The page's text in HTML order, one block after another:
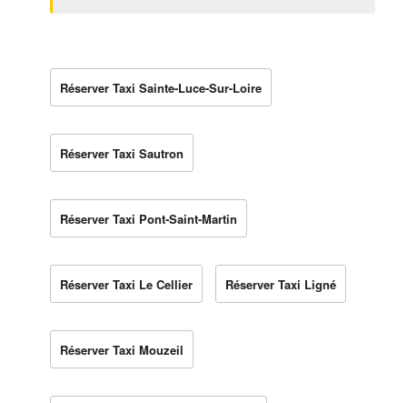
Réserver Taxi Sainte-Luce-Sur-Loire
Réserver Taxi Sautron
Réserver Taxi Pont-Saint-Martin
Réserver Taxi Le Cellier Réserver Taxi Ligné
Réserver Taxi Mouzeil